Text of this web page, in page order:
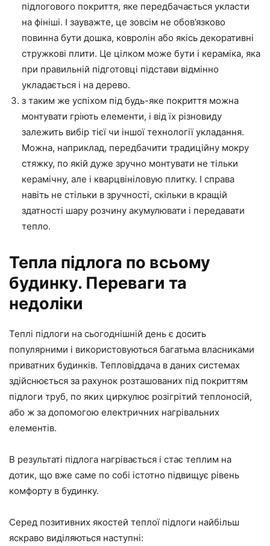
підлогового покриття, яке передбачається укласти
на фініші. І зауважте, це зовсім не обов’язково
повинна бути дошка, ковролін або якісь декоративні
стружкові плити. Це цілком може бути і кераміка, яка
при правильній підготовці підстави відмінно
укладається і на дерево.
з таким же успіхом під будь-яке покриття можна
монтувати гріють елементи, і від їх різновиду
залежить вибір тієї чи іншої технології укладання.
Можна, наприклад, передбачити традиційну мокру
стяжку, по якій дуже зручно монтувати не тільки
керамічну, але і кварцвініловую плитку. І справа
навіть не стільки в зручності, скільки в кращій
здатності шару розчину акумулювати і передавати
тепло.
Тепла підлога по всьому
будинку. Переваги та
недоліки
Теплі підлоги на сьогоднішній день є досить
популярними і використовуються багатьма власниками
приватних будинків. Тепловіддача в даних системах
здійснюється за рахунок розташованих під покриттям
підлоги труб, по яких циркулює розігрітий теплоносій,
або ж за допомогою електричних нагрівальних
елементів.
В результаті підлога нагрівається і стає теплим на
дотик, що вже саме по собі істотно підвищує рівень
комфорту в будинку.
Серед позитивних якостей теплої підлоги найбільш
яскраво виділяються наступні: